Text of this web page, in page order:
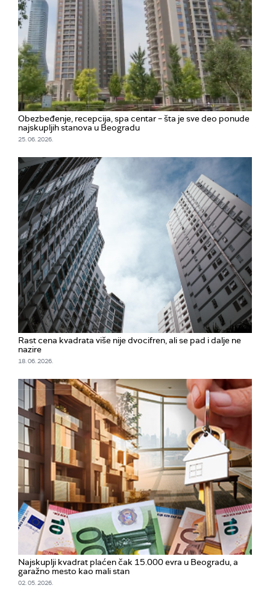
Obezbeđenje, recepcija, spa centar – šta je sve deo ponude
najskupljih stanova u Beogradu
25. 06. 2026.
Rast cena kvadrata više nije dvocifren, ali se pad i dalje ne
nazire
18. 06. 2026.
Najskuplji kvadrat plaćen čak 15.000 evra u Beogradu, a
garažno mesto kao mali stan
02. 05. 2026.